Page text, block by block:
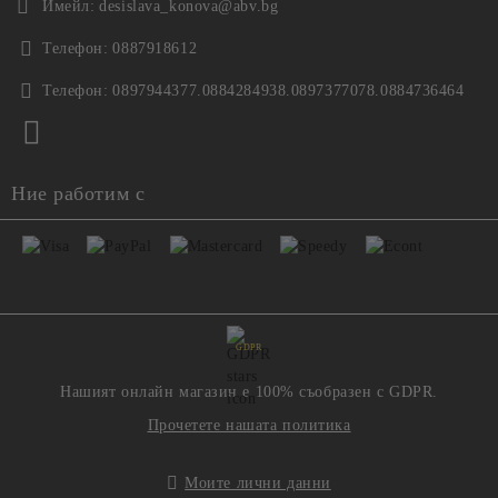
Имейл: desislava_konova@abv.bg
Телефон: 0887918612
Телефон: 0897944377.0884284938.0897377078.0884736464
Ние работим с
GDPR
Нашият онлайн магазин е 100% съобразен с GDPR.
Прочетете нашата политика
Моите лични данни